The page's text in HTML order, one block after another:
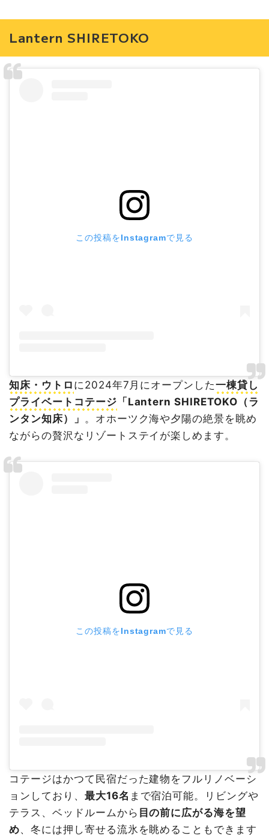
Lantern SHIRETOKO
この投稿をInstagramで見る
知床・ウトロ に2024年7月にオープンした一棟貸し
プライベートコテージ 「Lantern SHIRETOKO（ラ
ンタン知床）」 。オホーツク海や夕陽の絶景を眺め
ながらの贅沢なリゾートステイが楽しめます。
この投稿をInstagramで見る
コテージはかつて民宿だった建物をフルリノベーシ
ョンしており、 最大16名 まで宿泊可能。リビングや
テラス、ベッドルームから 目の前に広がる海を望
め、冬には押し寄せる流氷を眺めることもできます